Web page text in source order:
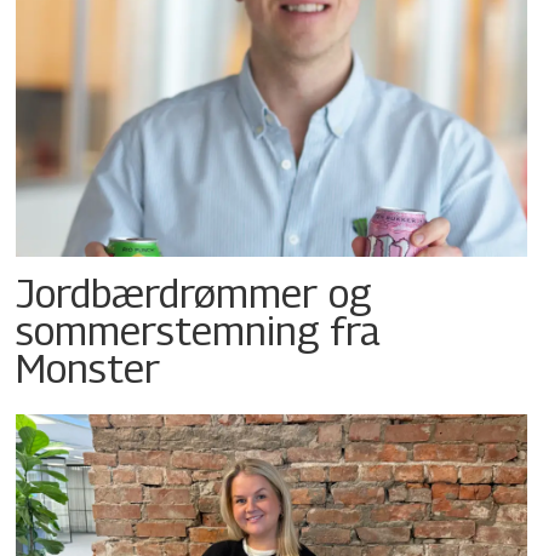
Jordbærdrømmer og
sommerstemning fra
Monster